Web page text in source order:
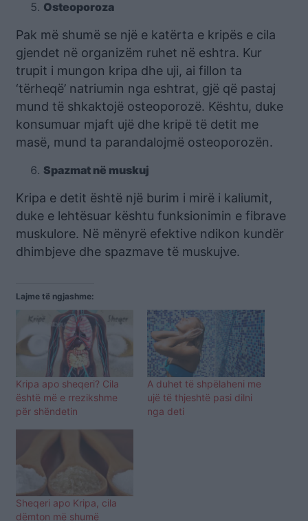
Osteoporoza
Pak më shumë se një e katërta e kripës e cila
gjendet në organizëm ruhet në eshtra. Kur
trupit i mungon kripa dhe uji, ai fillon ta
‘tërheqë’ natriumin nga eshtrat, gjë që pastaj
mund të shkaktojë osteoporozë. Kështu, duke
konsumuar mjaft ujë dhe kripë të detit me
masë, mund ta parandalojmë osteoporozën.
Spazmat në muskuj
Kripa e detit është një burim i mirë i kaliumit,
duke e lehtësuar kështu funksionimin e fibrave
muskulore. Në mënyrë efektive ndikon kundër
dhimbjeve dhe spazmave të muskujve.
Lajme të ngjashme:
Kripa apo sheqeri? Cila
është më e rrezikshme
për shëndetin
A duhet të shpëlaheni me
ujë të thjeshtë pasi dilni
nga deti
Sheqeri apo Kripa, cila
dëmton më shumë